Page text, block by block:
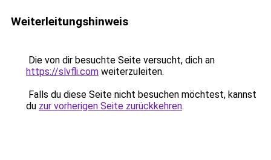
Weiterleitungshinweis
Die von dir besuchte Seite versucht, dich an
https://slvfli.com weiterzuleiten.
Falls du diese Seite nicht besuchen möchtest, kannst
du zur vorherigen Seite zurückkehren.